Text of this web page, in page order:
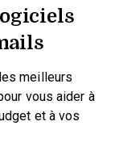
meilleurs
vous aider à
et à vos